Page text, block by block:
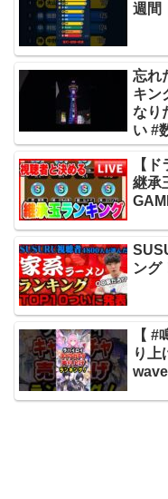
週間
忘れ
キン
なり
い #
【
継承
ング
【
り上